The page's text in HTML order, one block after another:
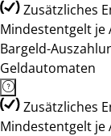
Zusätzliches
Mindestentgelt je
Bargeld-
Geldautomaten
Zusätzliches
Mindestentgelt je